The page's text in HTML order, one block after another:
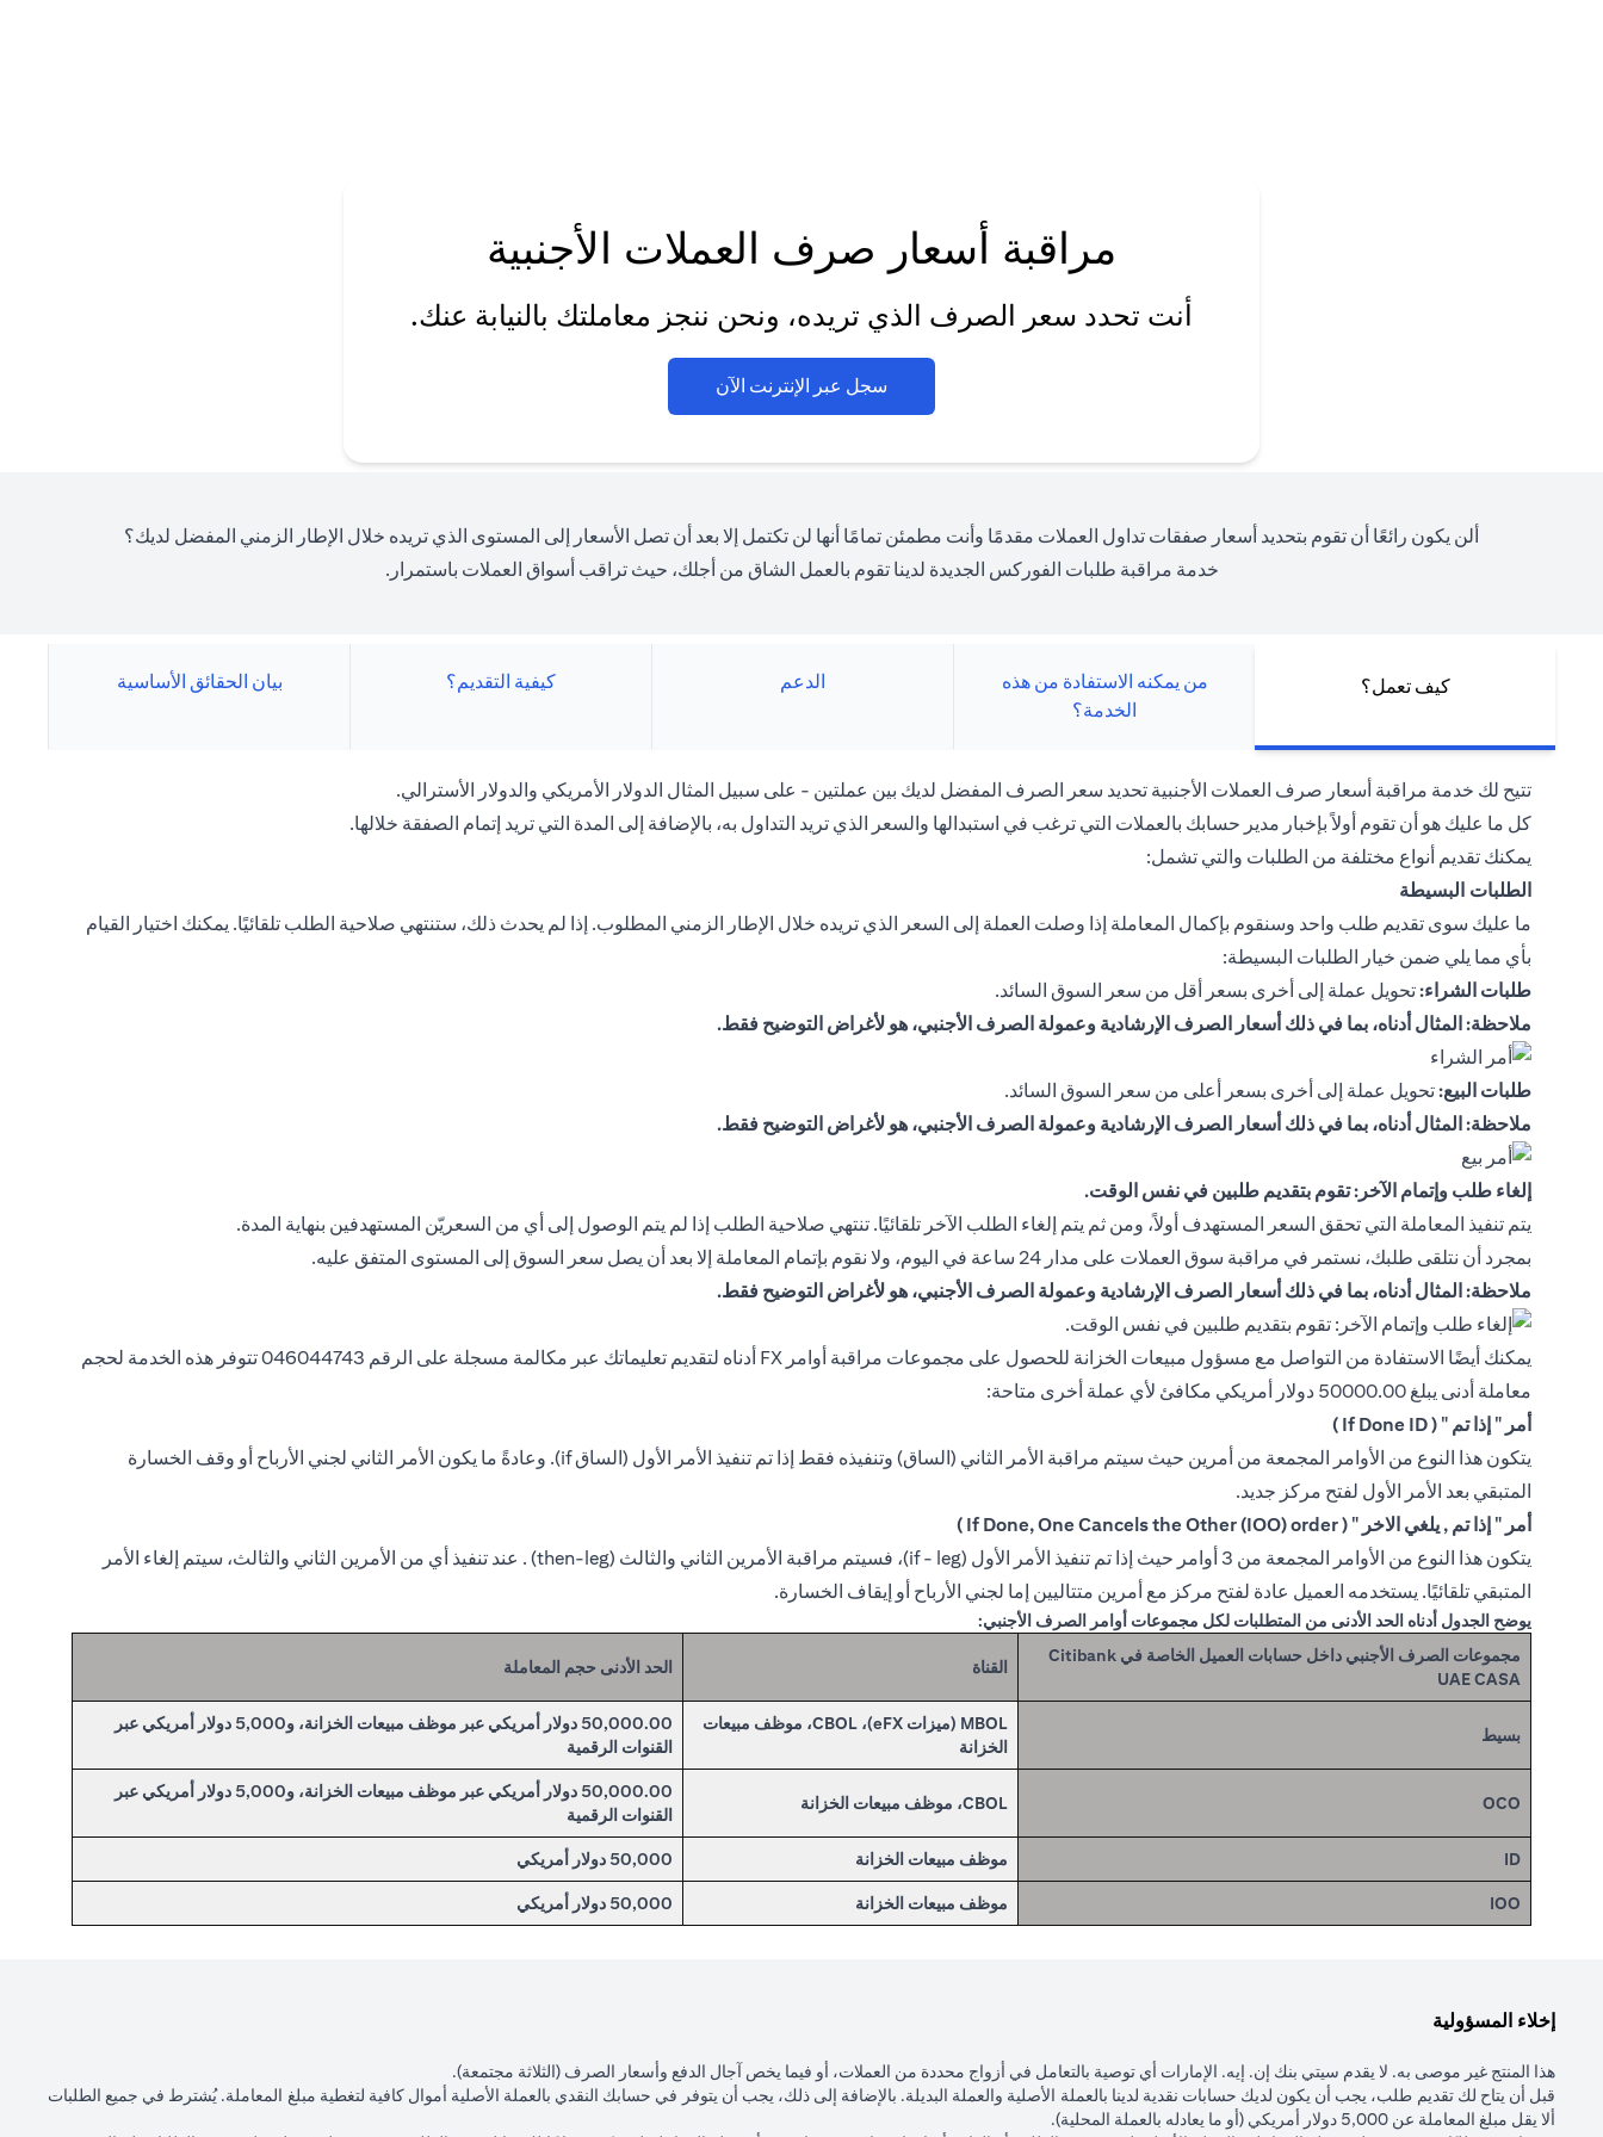
مراقبة أسعار صرف العملات الأجنبية
أنت تحدد سعر الصرف الذي تريده، ونحن ننجز معاملتك بالنيابة عنك.
سجل عبر الإنترنت الآن
ألن يكون رائعًا أن تقوم بتحديد أسعار صفقات تداول العملات مقدمًا وأنت مطمئن تمامًا أنها لن تكتمل إلا بعد أن تصل الأسعار إلى المستوى الذي تريده خلال الإطار الزمني المفضل لديك؟
خدمة مراقبة طلبات الفوركس الجديدة لدينا تقوم بالعمل الشاق من أجلك، حيث تراقب أسواق العملات باستمرار.
كيف تعمل؟
من يمكنه الاستفادة من هذه
الخدمة؟
الدعم كيفية التقديم؟ بيان الحقائق الأساسية
تتيح لك خدمة مراقبة أسعار صرف العملات الأجنبية تحديد سعر الصرف المفضل لديك بين عملتين - على سبيل المثال الدولار الأمريكي والدولار الأسترالي.
كل ما عليك هو أن تقوم أولاً بإخبار مدير حسابك بالعملات التي ترغب في استبدالها والسعر الذي تريد التداول به، بالإضافة إلى المدة التي تريد إتمام الصفقة خلالها.
يمكنك تقديم أنواع مختلفة من الطلبات والتي تشمل:
الطلبات البسيطة
ما عليك سوى تقديم طلب واحد وسنقوم بإكمال المعاملة إذا وصلت العملة إلى السعر الذي تريده خلال الإطار الزمني المطلوب. إذا لم يحدث ذلك، ستنتهي صلاحية الطلب تلقائيًا. يمكنك اختيار القيام
بأي مما يلي ضمن خيار الطلبات البسيطة:
طلبات الشراء:تحويل عملة إلى أخرى بسعر أقل من سعر السوق السائد.
ملاحظة: المثال أدناه، بما في ذلك أسعار الصرف الإرشادية وعمولة الصرف الأجنبي، هو لأغراض التوضيح فقط.
طلبات البيع:تحويل عملة إلى أخرى بسعر أعلى من سعر السوق السائد.
ملاحظة: المثال أدناه، بما في ذلك أسعار الصرف الإرشادية وعمولة الصرف الأجنبي، هو لأغراض التوضيح فقط.
إلغاء طلب وإتمام الآخر: تقوم بتقديم طلبين في نفس الوقت.
يتم تنفيذ المعاملة التي تحقق السعر المستهدف أولاً، ومن ثم يتم إلغاء الطلب الآخر تلقائيًا. تنتهي صلاحية الطلب إذا لم يتم الوصول إلى أي من السعريّن المستهدفين بنهاية المدة.
بمجرد أن نتلقى طلبك، نستمر في مراقبة سوق العملات على مدار 24 ساعة في اليوم، ولا نقوم بإتمام المعاملة إلا بعد أن يصل سعر السوق إلى المستوى المتفق عليه.
ملاحظة: المثال أدناه، بما في ذلك أسعار الصرف الإرشادية وعمولة الصرف الأجنبي، هو لأغراض التوضيح فقط.
يمكنك أيضًا الاستفادة من التواصل مع مسؤول مبيعات الخزانة للحصول على مجموعات مراقبة أوامر FX أدناه لتقديم تعليماتك عبر مكالمة مسجلة على الرقم 046044743 تتوفر هذه الخدمة لحجم
معاملة أدنى يبلغ 50000.00 دولار أمريكي مكافئ لأي عملة أخرى متاحة:
أمر " إذا تم " ( If Done ID )
يتكون هذا النوع من الأوامر المجمعة من أمرين حيث سيتم مراقبة الأمر الثاني (الساق) وتنفيذه فقط إذا تم تنفيذ الأمر الأول (الساق if). وعادةً ما يكون الأمر الثاني لجني الأرباح أو وقف الخسارة
المتبقي بعد الأمر الأول لفتح مركز جديد.
أمر " إذا تم , يلغي الاخر " ( If Done, One Cancels the Other (IOO) order )
يتكون هذا النوع من الأوامر المجمعة من 3 أوامر حيث إذا تم تنفيذ الأمر الأول (if - leg)، فسيتم مراقبة الأمرين الثاني والثالث (then-leg) . عند تنفيذ أي من الأمرين الثاني والثالث، سيتم إلغاء الأمر
المتبقي تلقائيًا. يستخدمه العميل عادة لفتح مركز مع أمرين متتاليين إما لجني الأرباح أو إيقاف الخسارة.
يوضح الجدول أدناه الحد الأدنى من المتطلبات لكل مجموعات أوامر الصرف الأجنبي:
مجموعات الصرف الأجنبي داخل حسابات العميل الخاصة في Citibank
UAE CASA
القناة الحد الأدنى حجم المعاملة
بسيط
MBOL (ميزات eFX)، CBOL، موظف مبيعات
الخزانة
50,000.00 دولار أمريكي عبر موظف مبيعات الخزانة، و5,000 دولار أمريكي عبر
القنوات الرقمية
OCO CBOL، موظف مبيعات الخزانة
50,000.00 دولار أمريكي عبر موظف مبيعات الخزانة، و5,000 دولار أمريكي عبر
القنوات الرقمية
ID موظف مبيعات الخزانة 50,000 دولار أمريكي
IOO موظف مبيعات الخزانة 50,000 دولار أمريكي
إخلاء المسؤولية
هذا المنتج غير موصى به. لا يقدم سيتي بنك إن. إيه. الإمارات أي توصية بالتعامل في أزواج محددة من العملات، أو فيما يخص آجال الدفع وأسعار الصرف (الثلاثة مجتمعة).
قبل أن يتاح لك تقديم طلب، يجب أن يكون لديك حسابات نقدية لدينا بالعملة الأصلية والعملة البديلة. بالإضافة إلى ذلك، يجب أن يتوفر في حسابك النقدي بالعملة الأصلية أموال كافية لتغطية مبلغ المعاملة. يُشترط في جميع الطلبات
ألا يقل مبلغ المعاملة عن 5,000 دولار أمريكي (أو ما يعادله بالعملة المحلية).